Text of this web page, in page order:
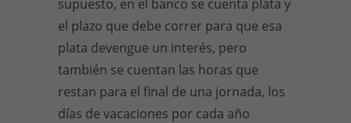
supuesto, en el banco se cuenta plata y
el plazo que debe correr para que esa
plata devengue un interés, pero
también se cuentan las horas que
restan para el final de una jornada, los
días de vacaciones por cada año